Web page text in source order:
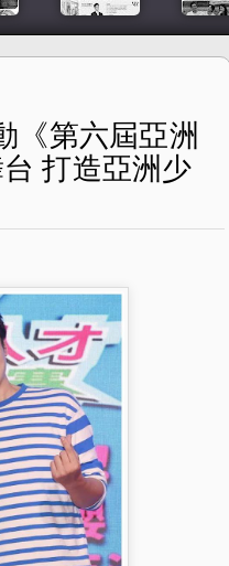
為孩子鋪舞台 打
《第六屆亞洲
打造亞洲少